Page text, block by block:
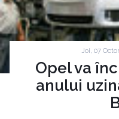
Joi, 07
Opel va
anului